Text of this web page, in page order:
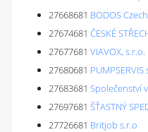
27668681 BODOS
27674681 ČESKÉ
27677681 VIAVOX, s.r.o.
27680681 PUMPSERVIS
27683681 Společenství
27697681 ŠŤASTNÝ
27726681 Britjob s.r.o